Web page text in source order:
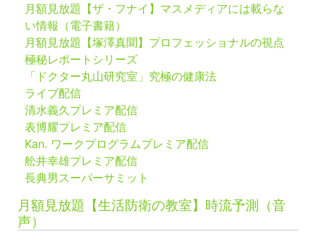
月額見放題【ザ・フナイ】マスメディアには載らな
い情報（電子書籍）
月額見放題【塚澤真聞】プロフェッショナルの視点
極秘レポートシリーズ
「ドクター丸山研究室」究極の健康法
ライブ配信
清水義久プレミア配信
表博耀プレミア配信
Kan. ワークプログラムプレミア配信
舩井幸雄プレミア配信
長典男スーパーサミット
月額見放題【生活防衛の教室】時流予測（音
声）